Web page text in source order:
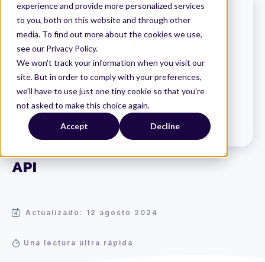
experience and provide more personalized services
to you, both on this website and through other
media. To find out more about the cookies we use,
see our Privacy Policy.
We won't track your information when you visit our
site. But in order to comply with your preferences,
we'll have to use just one tiny cookie so that you're
not asked to make this choice again.
Accept Decline
API
Actualizado: 12 agosto 2024
Una lectura ultra rápida